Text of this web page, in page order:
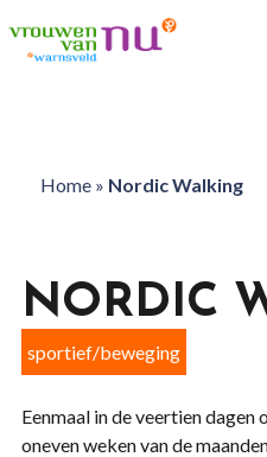
Home» Nordic Walking
NORDIC
sportief/beweging
Eenmaal in de veertien dagen
oneven weken van de